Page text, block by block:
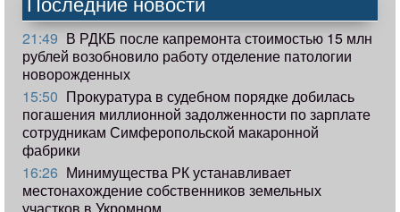
21:49 В РДКБ после капремонта стоимостью 15 млн
рублей возобновило работу отделение патологии
новорожденных
15:50 Прокуратура в судебном порядке добилась
погашения миллионной задолженности по зарплате
сотрудникам Симферопольской макаронной
фабрики
16:26 Минимущества РК устанавливает
местонахождение собственников земельных